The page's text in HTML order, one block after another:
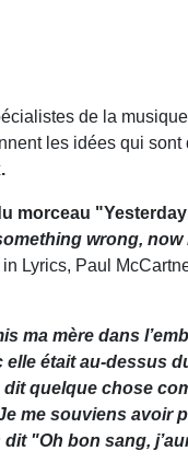
de la
les idées qui
morceau
wrong,
Lyrics, Paul
ma mère dans
était au-dessus
quelque chose
me souviens avoir
dit "Oh bon sang,